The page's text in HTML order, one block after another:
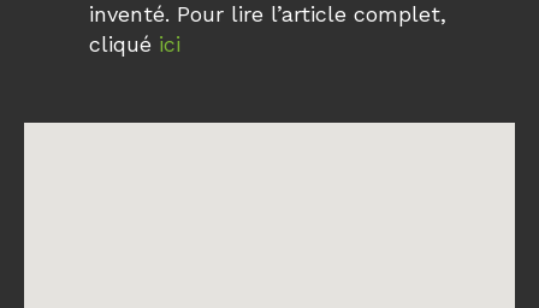
inventé. Pour lire l’article complet,
cliqué ici